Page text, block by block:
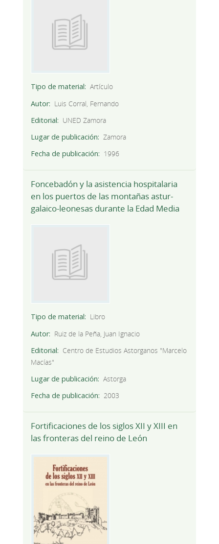
Tipo de material
Artículo
Autor
Luis Corral, Fernando
Editorial
UNED Zamora
Lugar de publicación
Zamora
Fecha de publicación
1996
Foncebadón y la asistencia hospitalaria
en los puertos de las montañas astur-
galaico-leonesas durante la Edad Media
Tipo de material
Libro
Autor
Ruiz de la Peña, Juan Ignacio
Editorial
Centro de Estudios Astorganos "Marcelo
Macías"
Lugar de publicación
Astorga
Fecha de publicación
2003
Fortificaciones de los siglos XII y XIII en
las fronteras del reino de León